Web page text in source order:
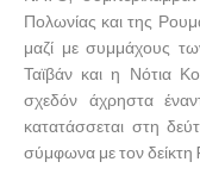
Πολωνίας και της
μαζί με συμμάχους
Ταϊβάν και η Νότια
σχεδόν άχρηστα
κατατάσσεται στη
σύμφωνα με τον